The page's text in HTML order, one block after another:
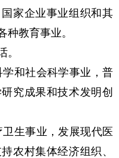
家企业事业组织和其
种教育事业。
。
和社会科学事业，普
究成果和技术发明创
生事业，发展现代医
农村集体经济组织、